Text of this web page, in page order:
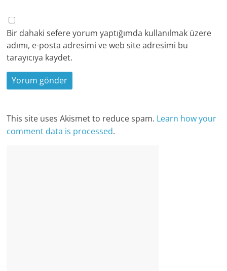
Bir dahaki sefere yorum yaptığımda kullanılmak üzere
adımı, e-posta adresimi ve web site adresimi bu
tarayıcıya kaydet.
This site uses Akismet to reduce spam. Learn how your
comment data is processed.